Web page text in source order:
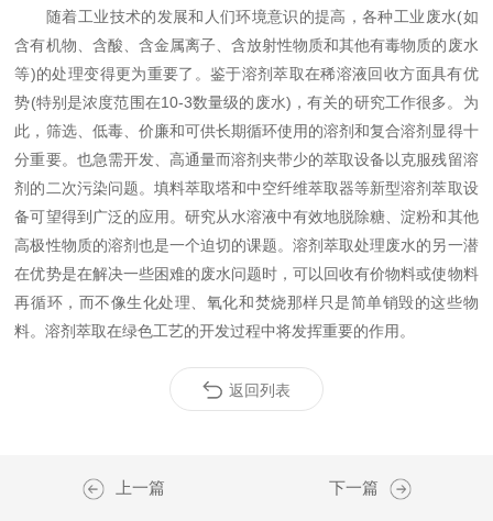
随着工业技术的发展和人们环境意识的提高，各种工业废水(如
含有机物、含酸、含金属离子、含放射性物质和其他有毒物质的废水
等)的处理变得更为重要了。鉴于溶剂萃取在稀溶液回收方面具有优
势(特别是浓度范围在10-3数量级的废水)，有关的研究工作很多。为
此，筛选、低毒、价廉和可供长期循环使用的溶剂和复合溶剂显得十
分重要。也急需开发、高通量而溶剂夹带少的萃取设备以克服残留溶
剂的二次污染问题。填料萃取塔和中空纤维萃取器等新型溶剂萃取设
备可望得到广泛的应用。研究从水溶液中有效地脱除糖、淀粉和其他
高极性物质的溶剂也是一个迫切的课题。溶剂萃取处理废水的另一潜
在优势是在解决一些困难的废水问题时，可以回收有价物料或使物料
再循环，而不像生化处理、氧化和焚烧那样只是简单销毁的这些物
料。溶剂萃取在绿色工艺的开发过程中将发挥重要的作用。
返回列表
上一篇 下一篇